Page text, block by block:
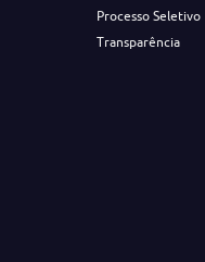
Processo Seletivo
Transparência